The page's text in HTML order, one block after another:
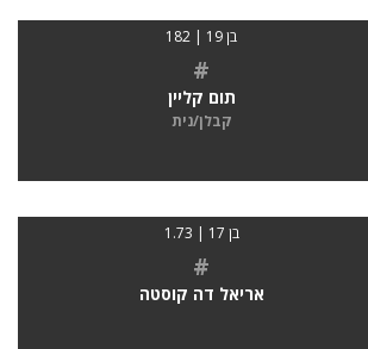
בן 19 | 182
#
תום קליין
קבלן/נית
בן 17 | 1.73
#
אריאל דה קוסטה